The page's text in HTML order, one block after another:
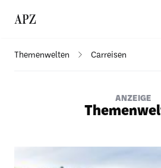
Themenwelten Carreisen
ANZEIGE